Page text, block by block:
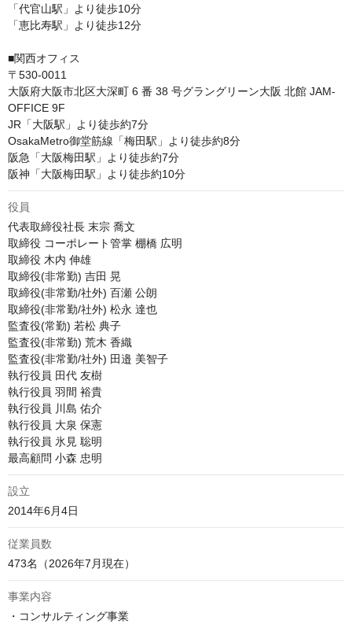
「代官山駅」より徒歩10分
「恵比寿駅」より徒歩12分
■関西オフィス
〒530-0011
大阪府大阪市北区大深町 6 番 38 号グラングリーン大阪 北館 JAM-
OFFICE 9F
JR「大阪駅」より徒歩約7分
OsakaMetro御堂筋線「梅田駅」より徒歩約8分
阪急「大阪梅田駅」より徒歩約7分
阪神「大阪梅田駅」より徒歩約10分
役員
代表取締役社長 末宗 喬文
取締役 コーポレート管掌 棚橋 広明
取締役 木内 伸雄
取締役(非常勤) 吉田 晃
取締役(非常勤/社外) 百瀬 公朗
取締役(非常勤/社外) 松永 達也
監査役(常勤) 若松 典子
監査役(非常勤) 荒木 香織
監査役(非常勤/社外) 田邉 美智子
執行役員 田代 友樹
執行役員 羽間 裕貴
執行役員 川島 佑介
執行役員 大泉 保憲
執行役員 氷見 聡明
設立
2014年6月4日
従業員数
473名（2026年7月現在）
事業内容
・コンサルティング事業